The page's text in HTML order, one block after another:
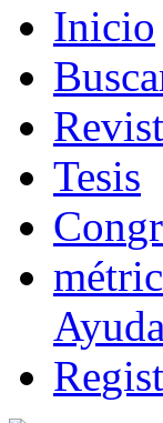
Inicio
B
R
Tesis
Con
m
Ayuda
Re